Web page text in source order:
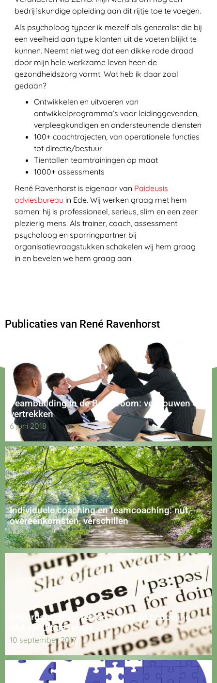
bedrijfskundige opleiding aan dit rijtje toe te voegen.
Als psycholoog typeer ik mezelf als generalist die bij
een veelheid aan type klanten uit de voeten blijkt te
kunnen. Neemt niet weg dat een dikke rode draad
door mijn hele werkzame leven heen de
gezondheidszorg vormt. Wat heb ik daar zoal
gedaan?
Ontwikkelen en uitvoeren van
ontwikkelprogramma’s voor leidinggevenden,
verpleegkundigen en ondersteunende diensten
100+ coachtrajecten, van operationele functies
tot directie/bestuur
Tientallen teamtrainingen op maat
1000+ assessments
René Ravenhorst is eigenaar van Paideusis
adviesbureau in Ede. Wij werken graag met hem
samen: hij is professioneel, serieus, slim en een zeer
plezierig mens. Als trainer, coach, assessment
psycholoog en sparringpartner bij
organisatievraagstukken schakelen wij hem graag
in en bevelen we hem graag aan.
Publicaties van René Ravenhorst
Teambuilding in de Boardroom: vertrouwen of
vertrekken
6 juni 2018
Individuele coaching en teamcoaching: nut,
overeenkomsten, verschillen
22 november 2017
Zelforganisatie: werken vanuit de bedoeling,
niet vanuit de regels
10 september 2017